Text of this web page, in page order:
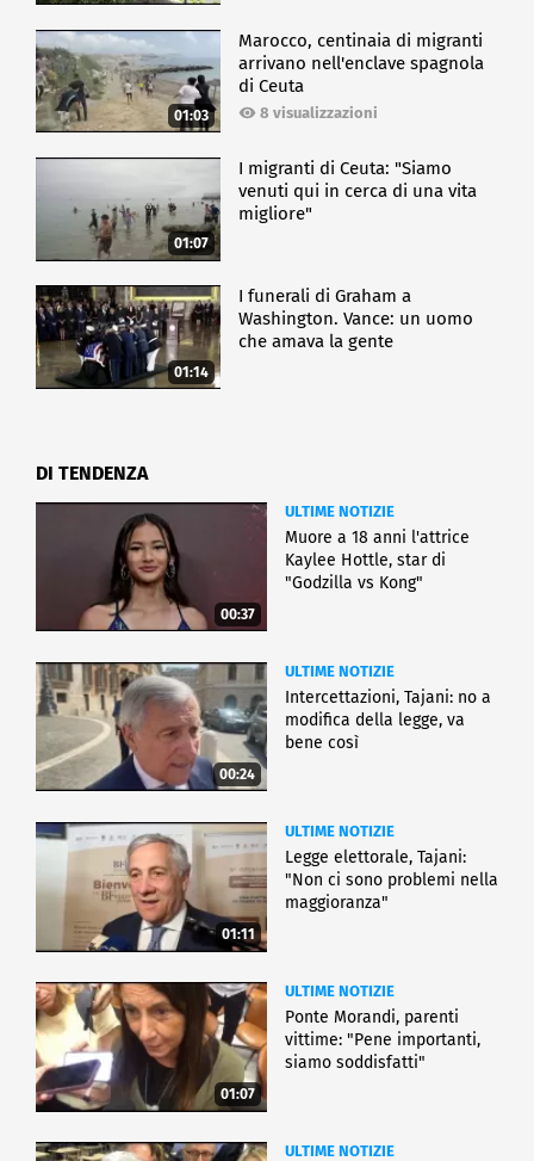
rigenerazione urbana raggiungerà un valore
complessivo di 660 miliardi di euro, pari a circa un
terzo del PIL italiano. Inoltre, le nuove tecnologie e
le riqualificazioni attente all'ambiente
permetteranno, nelle aree interessate dagli
CRONACA
01:03
Marocco, centinaia di migranti
arrivano nell'enclave spagnola
di Ceuta
8 visualizzazioni
01:07
I migranti di Ceuta: "Siamo
venuti qui in cerca di una vita
migliore"
01:14
I funerali di Graham a
Washington. Vance: un uomo
che amava la gente
DI TENDENZA
00:37
ULTIME NOTIZIE
Muore a 18 anni l'attrice
Kaylee Hottle, star di
"Godzilla vs Kong"
00:24
ULTIME NOTIZIE
Intercettazioni, Tajani: no a
modifica della legge, va
bene così
01:11
ULTIME NOTIZIE
Legge elettorale, Tajani:
"Non ci sono problemi nella
maggioranza"
01:07
ULTIME NOTIZIE
Ponte Morandi, parenti
vittime: "Pene importanti,
siamo soddisfatti"
ULTIME NOTIZIE